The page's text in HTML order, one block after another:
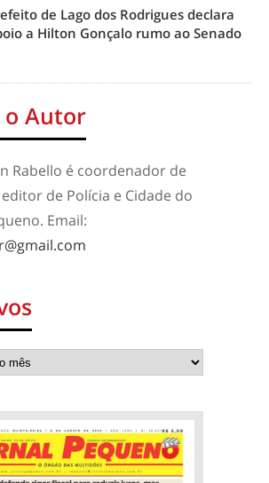
de Lago dos Rodrigues declara
a Hilton Gonçalo rumo ao Senado
o Autor
Rabello é coordenador de
de Polícia e Cidade do
Email: